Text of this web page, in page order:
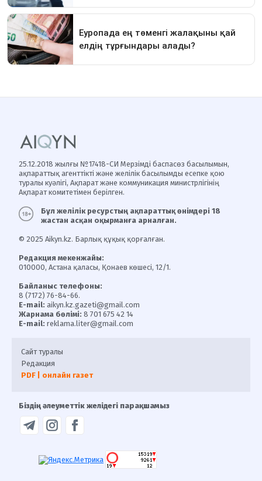
25.12.2018 жылғы №17418-СИ Мерзімді баспасөз басылымын,
ақпараттық агенттікті және желілік басылымды есепке қою
туралы куәлігі, Ақпарат және коммуникация министрлігінің
Ақпарат комитетімен берілген.
Бұл желілік ресурстың ақпараттық өнімдері 18
жастан асқан оқырманға арналған.
© 2025 Aikyn.kz. Барлық құқық қорғалған.
Редакция мекенжайы:
010000, Астана қаласы, Қонаев көшесі, 12/1.
Байланыс телефоны:
8 (7172) 76-84-66.
E-mail: aikyn.kz.gazeti@gmail.com
Жарнама бөлімі: 8 701 675 42 14
E-mail: reklama.liter@gmail.com
Сайт туралы
Редакция
PDF | онлайн газет
Біздің әлеуметтік желідегі парақшамыз